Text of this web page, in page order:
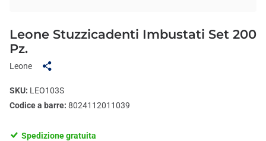
Leone Stuzzicadenti Imbustati Set 200
Pz.
Leone
SKU: LEO103S
Codice a barre: 8024112011039
Spedizione gratuita